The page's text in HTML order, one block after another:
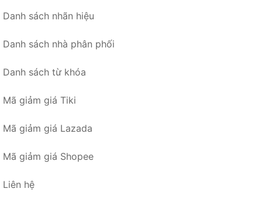
Danh sách nhãn hiệu
Danh sách nhà phân phối
Danh sách từ khóa
Mã giảm giá Tiki
Mã giảm giá Lazada
Mã giảm giá Shopee
Liên hệ